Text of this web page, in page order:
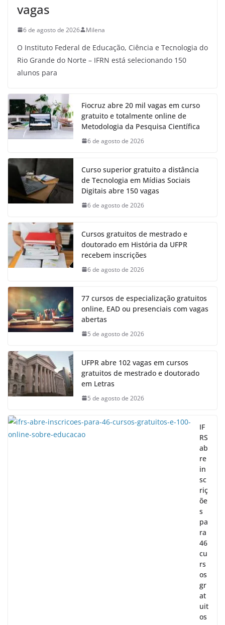
vagas
6 de agosto de 2026 Milena
O Instituto Federal de Educação, Ciência e Tecnologia do
Rio Grande do Norte – IFRN está selecionando 150
alunos para
Fiocruz abre 20 mil vagas em curso
gratuito e totalmente online de
Metodologia da Pesquisa Científica
6 de agosto de 2026
Curso superior gratuito a distância
de Tecnologia em Mídias Sociais
Digitais abre 150 vagas
6 de agosto de 2026
Cursos gratuitos de mestrado e
doutorado em História da UFPR
recebem inscrições
6 de agosto de 2026
77 cursos de especialização gratuitos
online, EAD ou presenciais com vagas
abertas
5 de agosto de 2026
UFPR abre 102 vagas em cursos
gratuitos de mestrado e doutorado
em Letras
5 de agosto de 2026
IF
RS
ab
re
in
sc
riç
õe
s
pa
ra
46
cu
rs
os
gr
at
uit
os